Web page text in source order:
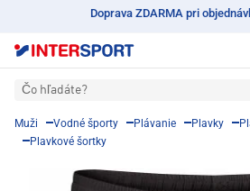
Doprava ZDARMA pri
Čo hľadáte?
Muži Vodné športy Plávanie Plavky
Plavkové šortky